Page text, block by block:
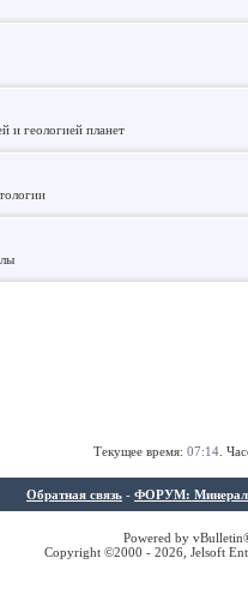
и геологией планет
Текущее время: 07:14 .
Обратная связь - ФОРУМ: Минералы
Powered by
Copyright ©2000 - 2026, Jelsoft